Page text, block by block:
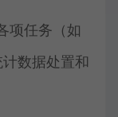
项任务（如
数据处置和